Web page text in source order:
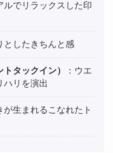
ルでリラックスした印
としたきちんと感
タックイン）
：ウエ
ハリを演出
が生まれるこなれたト